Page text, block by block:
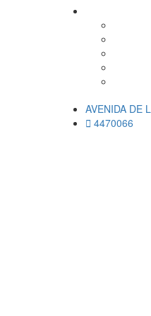
AVENIDA DE
4470066